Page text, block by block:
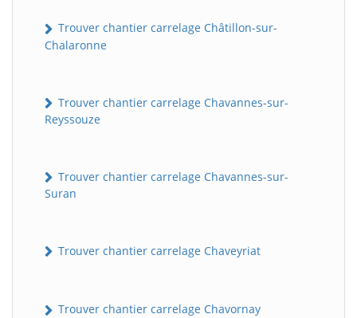
Trouver chantier carrelage Châtillon-sur-
Chalaronne
Trouver chantier carrelage Chavannes-sur-
Reyssouze
Trouver chantier carrelage Chavannes-sur-
Suran
Trouver chantier carrelage Chaveyriat
Trouver chantier carrelage Chavornay